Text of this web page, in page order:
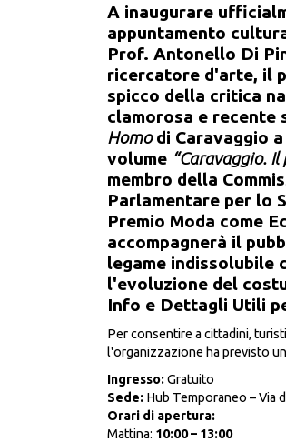
A inaugurare
appuntamento
Prof. Antonello Di
ricercatore d'arte, il
spicco della critica
clamorosa e recente
Homodi Caravaggio
volume “Caravaggio.
membro della
Parlamentare per lo
Premio Moda come
accompagnerà il
legame indissolubile
l'evoluzione del
Info e Dettagli Utili
Per consentire a cittadini,
l'organizzazione ha previsto
Ingresso:Gratuito
Sede: Hub Temporaneo – Via
Orari di apertura:
Mattina: 10:00 – 13:00